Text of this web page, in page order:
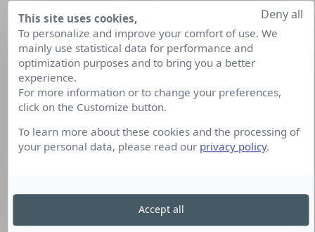
Anthony Courtat, Account Director de
Waggener Edstrom et membre de Syntec RP
La tribunesur la réputation des dirigeants par
Pascale Azria, Directrice générale de kingcom
et administrateur de Syntec RP
Le slidesharede la présentation, avec
l’infographie sur les nouveaux usages &
Mundi
Le storifypour revivre la conférence en
This site uses cookies,
To personalize and improve your comfort of use. We
mainly use statistical data for performance and
optimization purposes and to bring you a better
experience.
For more information or to change your preferences,
click on the Customize button.
To learn more about these cookies and the processing of
your personal data, please read our privacy policy.
Deny all
Accept all